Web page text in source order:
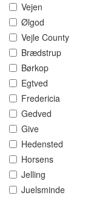
Vejen
Ølgod
Vejle County
Brædstrup
Børkop
Egtved
Fredericia
Gedved
Give
Hedensted
Horsens
Jelling
Juelsminde